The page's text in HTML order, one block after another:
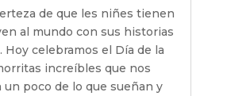
de que les niñes tienen
al mundo con sus historias
Hoy celebramos el Día de la
increíbles que nos
poco de lo que sueñan y